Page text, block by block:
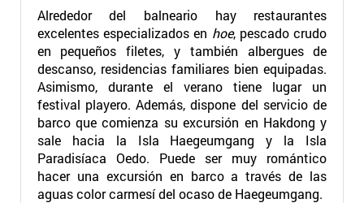
Alrededor del balneario hay restaurantes
excelentes especializados en hoe, pescado crudo
en pequeños filetes, y también albergues de
descanso, residencias familiares bien equipadas.
Asimismo, durante el verano tiene lugar un
festival playero. Además, dispone del servicio de
barco que comienza su excursión en Hakdong y
sale hacia la Isla Haegeumgang y la Isla
Paradisíaca Oedo. Puede ser muy romántico
hacer una excursión en barco a través de las
aguas color carmesí del ocaso de Haegeumgang.